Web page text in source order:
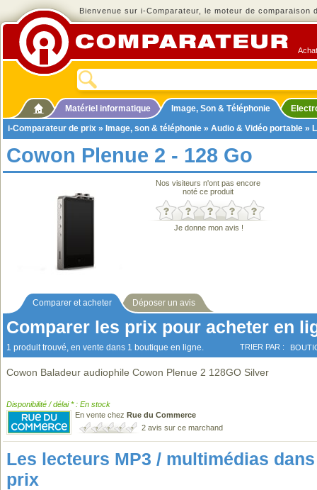
Bienvenue sur i-Comparateur, le moteur de comparaison
Matériel informatique Image, Son & Téléphonie
i-Comparateur de prix » Image, son & téléphonie » Audio & Vidéo portable »
Cowon Plenue 2 - 128 Go
Nos visiteurs n'ont pas encore
noté ce produit
Je donne mon avis !
Comparer et acheter Déposer un avis
Comparer les prix pour acheter en
1 produit trouvé, en vente dans 1 boutique en ligne. TRIER PAR :
Cowon Baladeur audiophile Cowon Plenue 2 128GO Silver
Disponibilité / délai * : En stock
En vente chez Rue du Commerce
2 avis sur ce marchand
Les lecteurs MP3 / multimédias
prix